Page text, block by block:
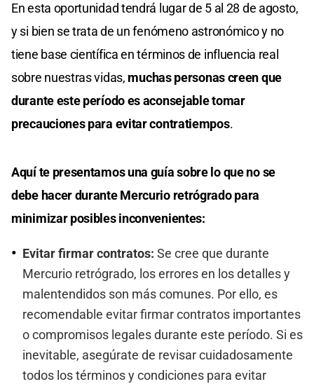
En esta oportunidad tendrá lugar de 5 al 28 de agosto,
y si bien se trata de un fenómeno astronómico y no
tiene base científica en términos de influencia real
sobre nuestras vidas, muchas personas creen que
durante este período es aconsejable tomar
precauciones para evitar contratiempos.
Aquí te presentamos una guía sobre lo que no se
debe hacer durante Mercurio retrógrado para
minimizar posibles inconvenientes:
Evitar firmar contratos: Se cree que durante
Mercurio retrógrado, los errores en los detalles y
malentendidos son más comunes. Por ello, es
recomendable evitar firmar contratos importantes
o compromisos legales durante este período. Si es
inevitable, asegúrate de revisar cuidadosamente
todos los términos y condiciones para evitar